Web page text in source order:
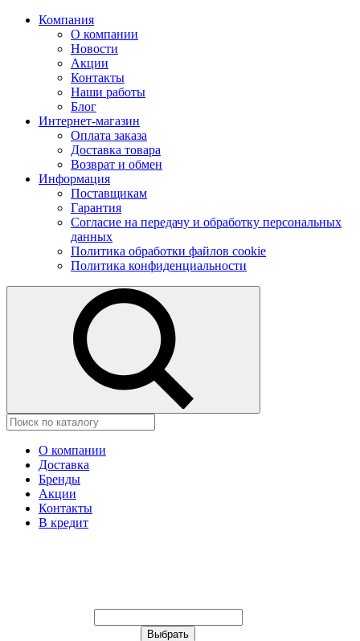
Компания
О компании
Новости
Акции
Контакты
Наши работы
Блог
Интернет-магазин
Оплата заказа
Доставка товара
Возврат и обмен
Информация
Поставщикам
Гарантия
Согласие на передачу и обработку персональных
данных
Политика обработки файлов cookie
Политика конфиденциальности
О компании
Доставка
Бренды
Акции
Контакты
В кредит